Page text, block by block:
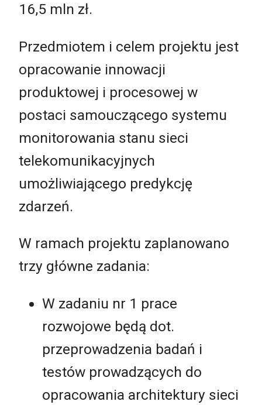
16,5 mln zł.
Przedmiotem i celem projektu jest
opracowanie innowacji
produktowej i procesowej w
postaci samouczącego systemu
monitorowania stanu sieci
telekomunikacyjnych
umożliwiającego predykcję
zdarzeń.
W ramach projektu zaplanowano
trzy główne zadania:
W zadaniu nr 1 prace
rozwojowe będą dot.
przeprowadzenia badań i
testów prowadzących do
opracowania architektury sieci